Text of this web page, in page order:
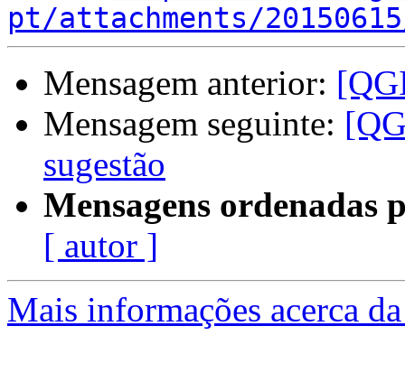
pt/attachments/
Mensagem anterior:
Mensagem seguinte:
sugestão
Mensagens ordenadas
[ autor ]
Mais informações acerca